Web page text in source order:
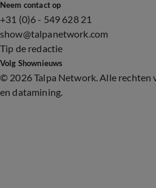
Neem contact op
+31 (0)6 - 549 628 21
show@talpanetwork.com
Tip de redactie
Volg Shownieuws
© 2026 Talpa Network. Alle rechten
en datamining.